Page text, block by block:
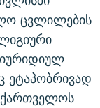
ცვლილების
ეტაპობრივად